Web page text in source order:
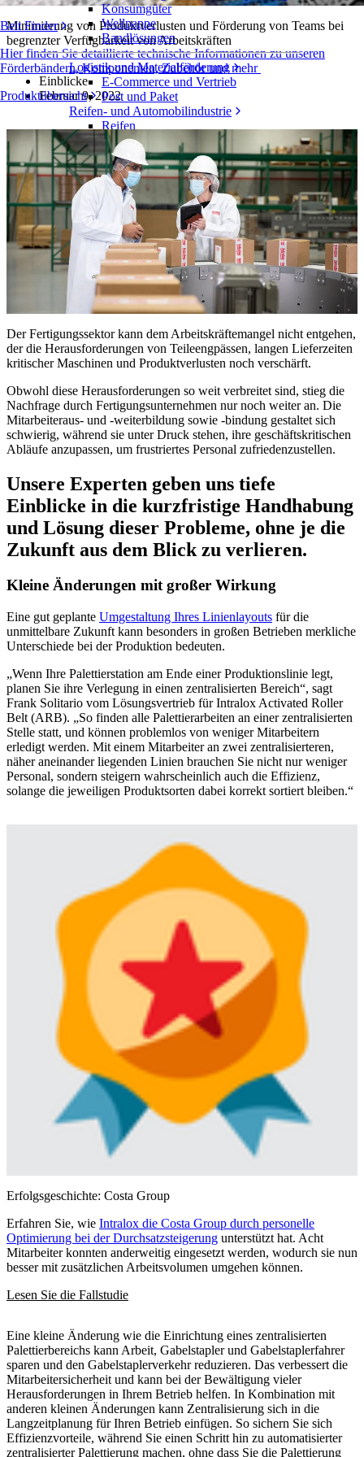
Belt Finder
Hier finden Sie detaillierte technische Informationen zu unseren
Förderbändern, Komponenten, Zubehör und mehr
Produktübersicht
Konsumgüter
Wellpappe
Bandlösungen
Logistik und Materialförderung
E-Commerce und Vertrieb
Post und Paket
Reifen- und Automobilindustrie
Reifen
Automobilindustrie
EV-Batterien
Industrieproduktion
Branchenübersicht
Minimierung von Produktverlusten und Förderung von Teams bei
begrenzter Verfügbarkeit von Arbeitskräften
Einblicke
Februar 9, 2022
Der Fertigungssektor kann dem Arbeitskräftemangel nicht entgehen,
der die Herausforderungen von Teileengpässen, langen Lieferzeiten
kritischer Maschinen und Produktverlusten noch verschärft.
Obwohl diese Herausforderungen so weit verbreitet sind, stieg die
Nachfrage durch Fertigungsunternehmen nur noch weiter an. Die
Mitarbeiteraus- und -weiterbildung sowie -bindung gestaltet sich
schwierig, während sie unter Druck stehen, ihre geschäftskritischen
Abläufe anzupassen, um frustriertes Personal zufriedenzustellen.
Unsere Experten geben uns tiefe
Einblicke in die kurzfristige Handhabung
und Lösung dieser Probleme, ohne je die
Zukunft aus dem Blick zu verlieren.
Kleine Änderungen mit großer Wirkung
Eine gut geplante Umgestaltung Ihres Linienlayouts für die
unmittelbare Zukunft kann besonders in großen Betrieben merkliche
Unterschiede bei der Produktion bedeuten.
„Wenn Ihre Palettierstation am Ende einer Produktionslinie legt,
planen Sie ihre Verlegung in einen zentralisierten Bereich“, sagt
Frank Solitario vom Lösungsvertrieb für Intralox Activated Roller
Belt (ARB). „So finden alle Palettierarbeiten an einer zentralisierten
Stelle statt, und können problemlos von weniger Mitarbeitern
erledigt werden. Mit einem Mitarbeiter an zwei zentralisierteren,
näher aneinander liegenden Linien brauchen Sie nicht nur weniger
Personal, sondern steigern wahrscheinlich auch die Effizienz,
solange die jeweiligen Produktsorten dabei korrekt sortiert bleiben.“
Erfolgsgeschichte: Costa Group
Erfahren Sie, wie Intralox die Costa Group durch personelle
Optimierung bei der Durchsatzsteigerung unterstützt hat. Acht
Mitarbeiter konnten anderweitig eingesetzt werden, wodurch sie nun
besser mit zusätzlichen Arbeitsvolumen umgehen können.
Lesen Sie die Fallstudie
Eine kleine Änderung wie die Einrichtung eines zentralisierten
Palettierbereichs kann Arbeit, Gabelstapler und Gabelstaplerfahrer
sparen und den Gabelstaplerverkehr reduzieren. Das verbessert die
Mitarbeitersicherheit und kann bei der Bewältigung vieler
Herausforderungen in Ihrem Betrieb helfen. In Kombination mit
anderen kleinen Änderungen kann Zentralisierung sich in die
Langzeitplanung für Ihren Betrieb einfügen. So sichern Sie sich
Effizienzvorteile, während Sie einen Schritt hin zu automatisierter
zentralisierter Palettierung machen, ohne dass Sie die Palettierung